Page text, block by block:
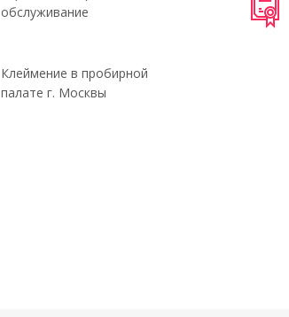
обслуживание
Клеймение в пробирной
палате г. Москвы